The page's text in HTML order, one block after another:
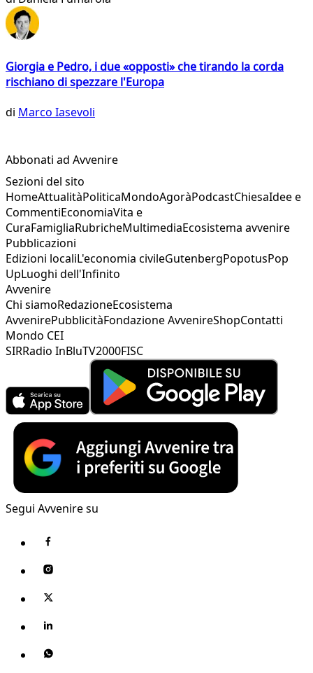
Giorgia e Pedro, i due «opposti» che tirando la corda
rischiano di spezzare l'Europa
di Marco Iasevoli
Abbonati ad Avvenire
Sezioni del sito
HomeAttualitàPoliticaMondoAgoràPodcastChiesaIdee e
CommentiEconomiaVita e
CuraFamigliaRubricheMultimediaEcosistema avvenire
Pubblicazioni
Edizioni localiL'economia civileGutenbergPopotusPop
UpLuoghi dell'Infinito
Avvenire
Chi siamoRedazioneEcosistema
AvvenirePubblicitàFondazione AvvenireShopContatti
Mondo CEI
SIRRadio InBluTV2000FISC
Segui Avvenire su